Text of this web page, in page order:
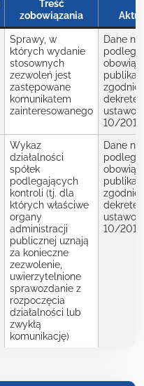
Treść
zobowiązania
Sprawy, w
których wydanie
stosownych
zezwoleń jest
zastępowane
komunikatem
zainteresowanego
Dane nie
zgodnie
10/2016
Wykaz
działalności
spółek
podlegających
kontroli (tj. dla
których właściwe
organy
administracji
publicznej uznają
za konieczne
zezwolenie,
uwierzytelnione
sprawozdanie z
rozpoczęcia
działalności lub
zwykłą
komunikację)
Dane nie
zgodnie
10/2016